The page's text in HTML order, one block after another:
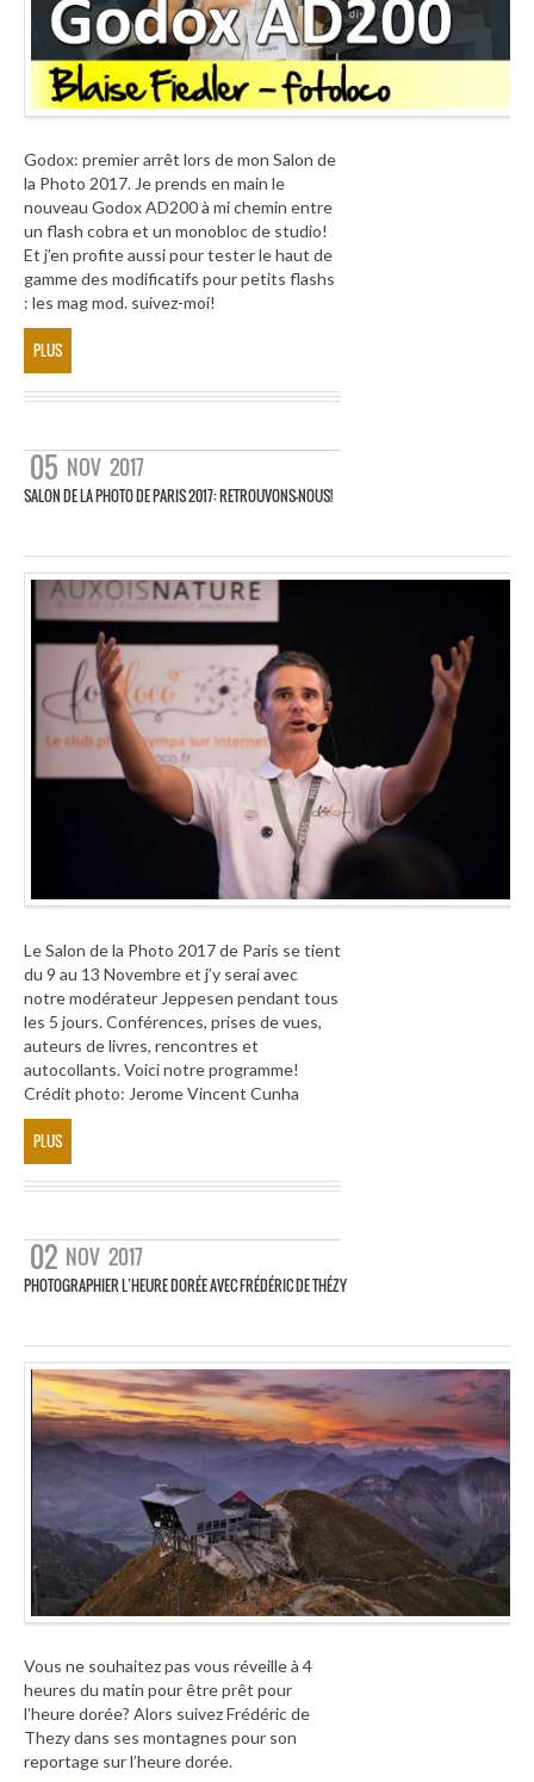
Godox: premier arrêt lors de mon Salon de
la Photo 2017. Je prends en main le
nouveau Godox AD200 à mi chemin entre
un flash cobra et un monobloc de studio!
Et j’en profite aussi pour tester le haut de
gamme des modificatifs pour petits flashs
: les mag mod. suivez-moi!
PLUS
05 NOV 2017
SALON DE LA PHOTO DE PARIS 2017: RETROUVONS-NOUS!
Le Salon de la Photo 2017 de Paris se tient
du 9 au 13 Novembre et j’y serai avec
notre modérateur Jeppesen pendant tous
les 5 jours. Conférences, prises de vues,
auteurs de livres, rencontres et
autocollants. Voici notre programme!
Crédit photo: Jerome Vincent Cunha
PLUS
02 NOV 2017
PHOTOGRAPHIER L’HEURE DORÉE AVEC FRÉDÉRIC DE THÉZY
Vous ne souhaitez pas vous réveille à 4
heures du matin pour être prêt pour
l’heure dorée? Alors suivez Frédéric de
Thezy dans ses montagnes pour son
reportage sur l’heure dorée.